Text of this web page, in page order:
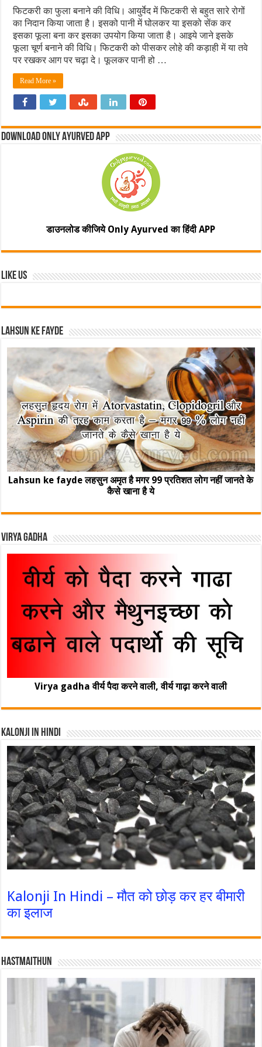
फिटकरी का फुला बनाने की विधि। आयुर्वेद में फिटकरी से बहुत सारे रोगों
का निदान किया जाता है। इसको पानी में घोलकर या इसको सेंक कर
इसका फूला बना कर इसका उपयोग किया जाता है। आइये जाने इसके
फूला चूर्ण बनाने की विधि। फिटकरी को पीसकर लोहे की कड़ाही में या तवे
पर रखकर आग पर चढ़ा दे। फूलकर पानी हो …
Read More »
Download Only Ayurved App
डाउनलोड कीजिये Only Ayurved का हिंदी APP
Like Us
Lahsun ke fayde
Lahsun ke fayde लहसुन अमृत है मगर 99 प्रतिशत लोग नहीं जानते के
कैसे खाना है ये
Virya Gadha
Virya gadha वीर्य पैदा करने वाली, वीर्य गाढ़ा करने वाली
Kalonji In Hindi
Kalonji In Hindi – मौत को छोड़ कर हर बीमारी
का इलाज
Hastmaithun